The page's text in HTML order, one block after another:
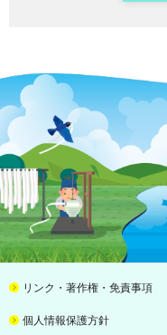
リンク・著作権・免責事項
個人情報保護方針